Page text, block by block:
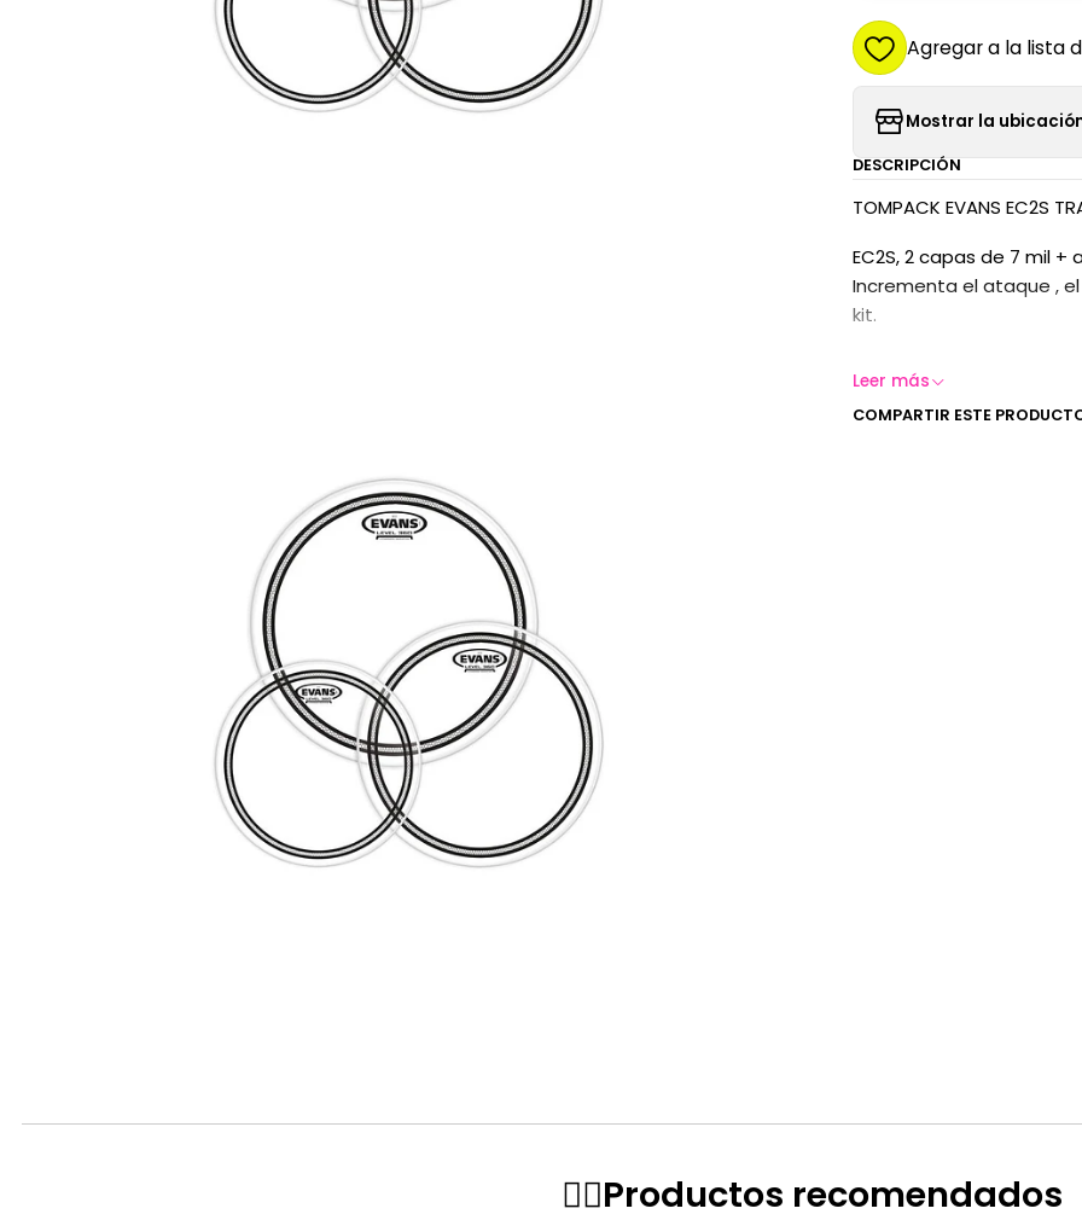
Agregar a la lista
Mostrar la
DESCRIPCIÓN
TOMPACK EVANS EC2S
EC2S, 2 capas de 7 mil
Incrementa el ataque ,
kit.
Leer más
COMPARTIR ESTE
✌🏻️Productos recomendados